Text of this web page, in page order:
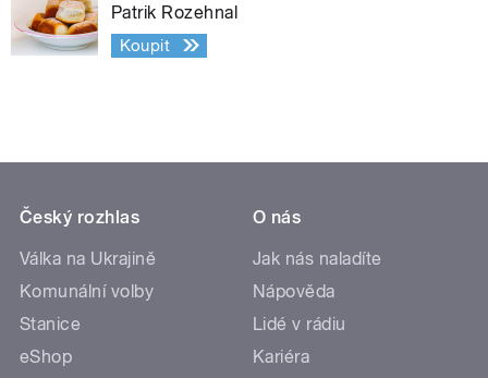
Patrik Rozehnal
Koupit
Český rozhlas
Válka na Ukrajině
Komunální volby
Stanice
eShop
O nás
Jak nás naladíte
Nápověda
Lidé v rádiu
Kariéra